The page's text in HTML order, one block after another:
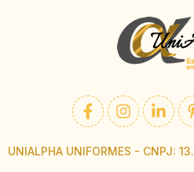
UNIALPHA UNIFORMES - CNPJ: